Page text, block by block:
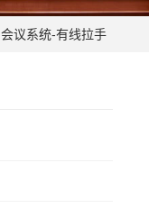
会议系统-有线拉手